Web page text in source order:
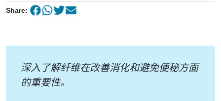
Share:
深入了解纤维在改善消化和避免便秘方面
的重要性。